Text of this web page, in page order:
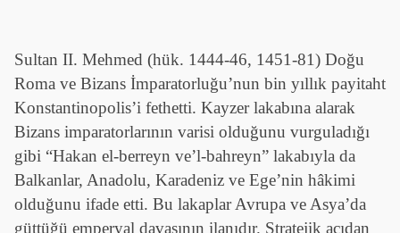
Sultan II. Mehmed (hük. 1444-46, 1451-81) Doğu
Roma ve Bizans İmparatorluğu’nun bin yıllık payitaht
Konstantinopolis’i fethetti. Kayzer lakabına alarak
Bizans imparatorlarının varisi olduğunu vurguladığı
gibi “Hakan el-berreyn ve’l-bahreyn” lakabıyla da
Balkanlar, Anadolu, Karadeniz ve Ege’nin hâkimi
olduğunu ifade etti. Bu lakaplar Avrupa ve Asya’da
güttüğü emperyal davasının ilanıdır. Stratejik açıdan